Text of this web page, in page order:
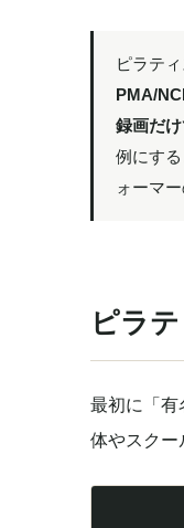
ピラティ
PMA/
録画だ
例にす
ォーマ
ピラ
最初に「有
体やスクー